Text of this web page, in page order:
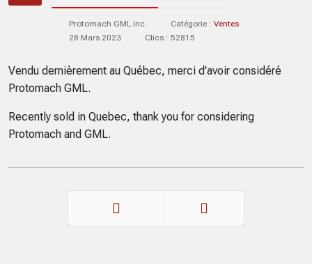
Protomach GML inc. Catégorie : Ventes
28 Mars 2023
Clics : 52815
Vendu dernièrement au Québec, merci d'avoir considéré
Protomach GML.
Recently sold in Quebec, thank you for considering
Protomach and GML.